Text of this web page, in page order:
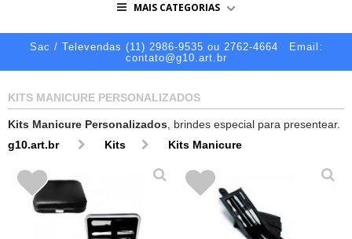
MAIS CATEGORIAS
Sac / Televendas (11) 2986-9535 ou 2762-4664
Email:
contato@g10.art.br
KITS MANICURE PERSONALIZADOS
Kits Manicure Personalizados , brindes especial para presentear.
g10.art.br
Kits Kits Manicure